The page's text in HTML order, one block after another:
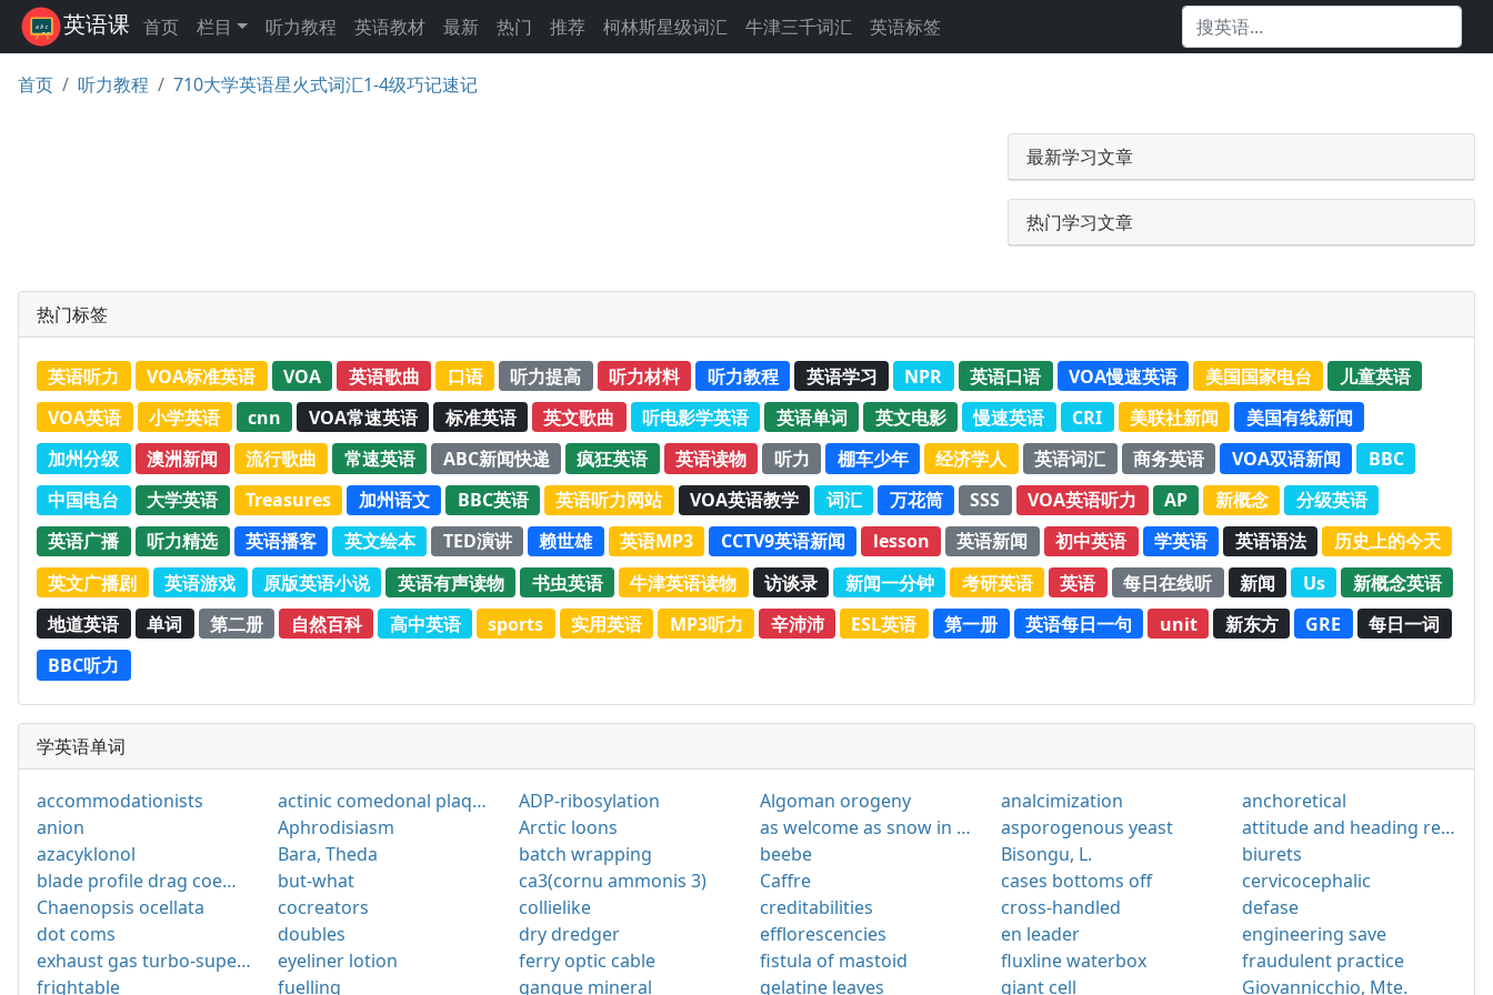
英语课 首页 栏目 听力教程 英语教材 最新 热门 推荐 柯林斯星级词汇 牛津三千词汇 英语标签
首页 听力教程 710大学英语星火式词汇1-4级巧记速记
最新学习文章
热门学习文章
热门标签
英语听力 VOA标准英语 VOA 英语歌曲 口语 听力提高 听力材料 听力教程 英语学习 NPR 英语口语 VOA慢速英语 美国国家电台
儿童英语
VOA英语
小学英语 cnn VOA常速英语 标准英语 英文歌曲 听电影学英语 英语单词 英文电影 慢速英语 CRI 美联社新闻
美国有线新闻
加州分级
澳洲新闻 流行歌曲 常速英语 ABC新闻快递 疯狂英语 英语读物 听力 棚车少年 经济学人 英语词汇 商务英语 VOA双语新闻
BBC
中国电台
大学英语 Treasures 加州语文 BBC英语 英语听力网站 VOA英语教学 词汇 万花筒 SSS VOA英语听力 AP 新概念
分级英语
英语广播
听力精选 英语播客 英文绘本 TED演讲 赖世雄 英语MP3 CCTV9英语新闻 lesson 英语新闻 初中英语 学英语 英语语法
历史上的今天
英文广播剧
英语游戏 原版英语小说 英语有声读物 书虫英语 牛津英语读物 访谈录 新闻一分钟 考研英语 英语 每日在线听 新闻 Us
新概念英语
地道英语
单词 第二册 自然百科 高中英语 sports 实用英语 MP3听力 辛沛沛 ESL英语 第一册 英语每日一句 unit 新东方 GRE
每日一词
BBC听力
学英语单词
accommodationists actinic comedonal plaques ADP-ribosylation Algoman orogeny analcimization
anchoretical
anion
Aphrodisiasm Arctic loons as welcome as snow in harvest asporogenous yeast
attitude and heading reference system
azacyklonol
Bara, Theda batch wrapping beebe Bisongu, L.
biurets
blade profile drag coefficient
but-what ca3(cornu ammonis 3) Caffre cases bottoms off
cervicocephalic
Chaenopsis ocellata
cocreators collielike creditabilities cross-handled
defase
dot coms
doubles dry dredger efflorescencies en leader
engineering save
exhaust gas turbo-supercharger
eyeliner lotion ferry optic cable fistula of mastoid fluxline waterbox
fraudulent practice
frightable
fuelling gangue mineral gelatine leaves giant cell Giovannicchio, Mte.